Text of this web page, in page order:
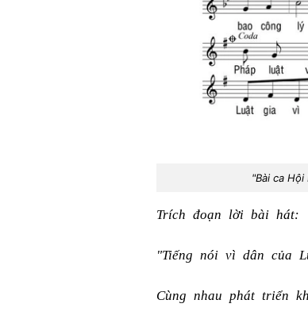
"Bài ca
Trích đoạn lời bài hát:
"Tiếng nói vì dân của
Cùng nhau phát triển